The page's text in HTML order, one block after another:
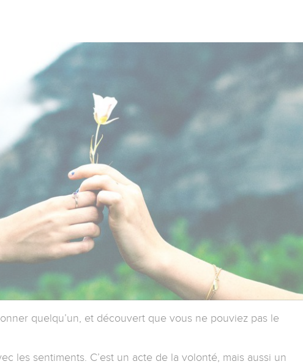
quelqu’un, et découvert que vous ne pouviez pas le
les sentiments. C’est un acte de la volonté, mais aussi un